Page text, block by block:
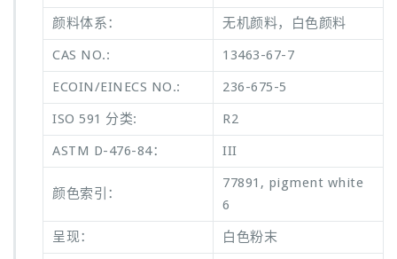
颜料体系：
无机颜料，白色颜料
CAS NO.:
13463-67-7
ECOIN/EINECS NO.:
236-675-5
ISO 591 分类:
R2
ASTM D-476-84：
III
颜色索引：
77891, pigment white
6
呈现：
白色粉末